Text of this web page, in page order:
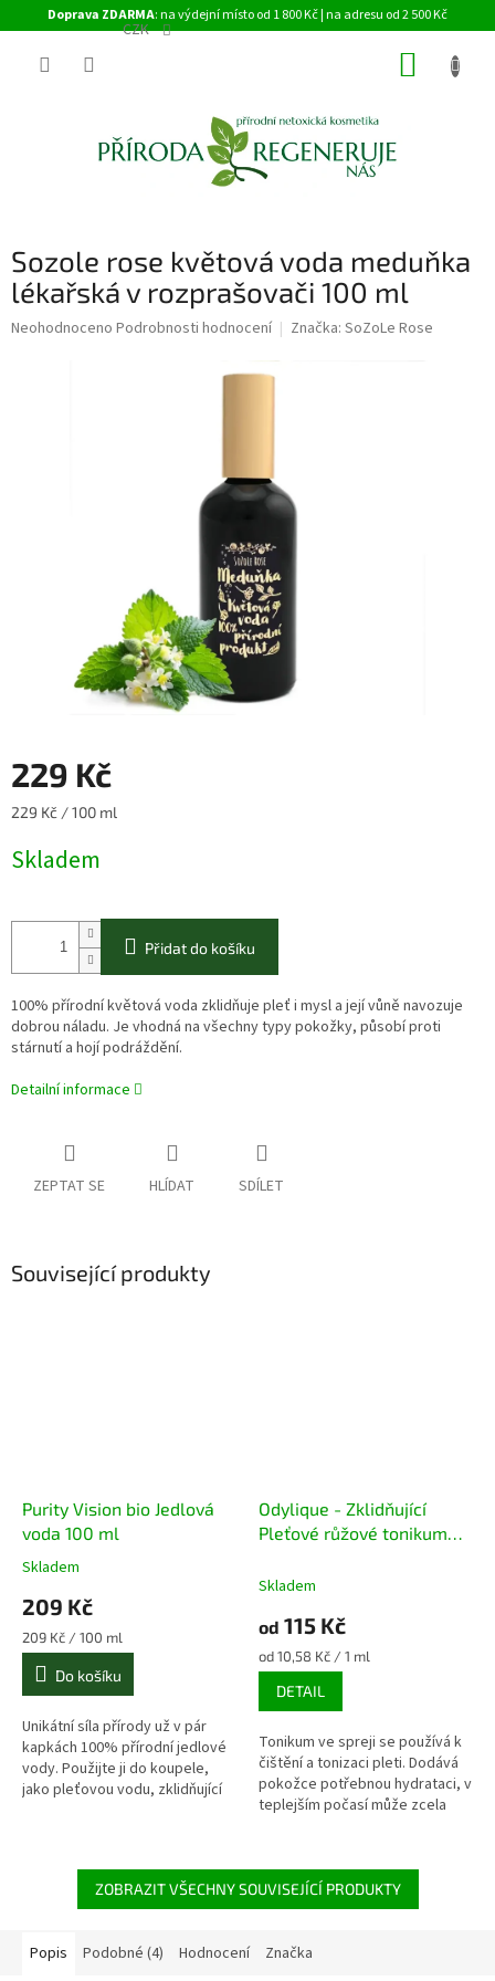
na
Doprava ZDARMA: na výdejní místo od 1 800 Kč | na adresu od 2 500 Kč
CZK
Sozole rose květová voda meduňka
lékařská v rozprašovači 100 ml
Průměrné
Neohodnoceno Podrobnosti hodnocení Značka: SoZoLe Rose
229 Kč
Měrná
229 Kč / 100 ml
Skladem
Přidat do košíku
100% přírodní květová voda zklidňuje pleť i mysl a její vůně navozuje
dobrou náladu. Je vhodná na všechny typy pokožky, působí proti
stárnutí a hojí podráždění.
Detailní informace
ZEPTAT SE HLÍDAT SDÍLET
Související produkty
Purity Vision bio Jedlová
voda 100 ml
Průměrné
produktu
je
5,0
5
hvězdiček.
Skladem
209 Kč
Měrná
cena:
209 Kč / 100 ml
Do košíku
Unikátní síla přírody už v pár
kapkách 100% přírodní jedlové
vody. Použijte ji do koupele,
jako pleťovou vodu, zklidňující
Odylique - Zklidňující
Pleťové růžové tonikum
pleť
Skladem
od 115 Kč
Měrná
cena:
od 10,58 Kč / 1 ml
DETAIL
Tonikum ve spreji se používá k
čištění a tonizaci pleti. Dodává
pokožce potřebnou hydrataci, v
teplejším počasí může zcela
ZOBRAZIT VŠECHNY SOUVISEJÍCÍ PRODUKTY
Popis Podobné (4) Hodnocení Značka